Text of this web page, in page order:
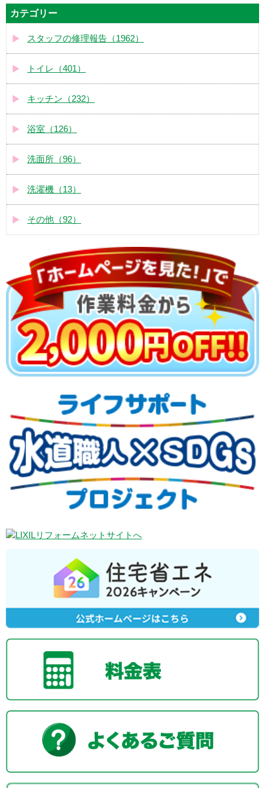
カテゴリー
スタッフの修理報告（1962）
トイレ（401）
キッチン（232）
浴室（126）
洗面所（96）
洗濯機（13）
その他（92）